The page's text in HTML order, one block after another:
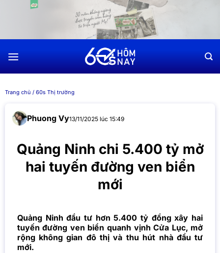
dung
Trang chủ / 60s Thị trường
Phuong Vy13/11/2025 lúc 15:49
Quảng Ninh chi 5.400 tỷ mở
hai tuyến đường ven biển
mới
Quảng Ninh đầu tư hơn 5.400 tỷ đồng xây hai
tuyến đường ven biển quanh vịnh Cửa Lục, mở
rộng không gian đô thị và thu hút nhà đầu tư
mới.